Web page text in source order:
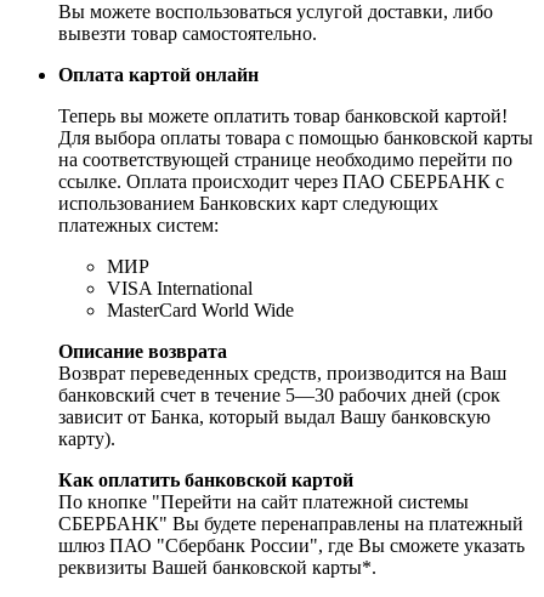
Вы можете воспользоваться услугой доставки, либо
вывезти товар самостоятельно.
Оплата картой онлайн
Теперь вы можете оплатить товар банковской картой!
Для выбора оплаты товара с помощью банковской карты
на соответствующей странице необходимо перейти по
ссылке. Оплата происходит через ПАО СБЕРБАНК с
использованием Банковских карт следующих
платежных систем:
МИР
VISA International
MasterCard World Wide
Описание возврата
Возврат переведенных средств, производится на Ваш
банковский счет в течение 5—30 рабочих дней (срок
зависит от Банка, который выдал Вашу банковскую
карту).
Как оплатить банковской картой
По кнопке "Перейти на сайт платежной системы
СБЕРБАНК" Вы будете перенаправлены на платежный
шлюз ПАО "Сбербанк России", где Вы сможете указать
реквизиты Вашей банковской карты*.